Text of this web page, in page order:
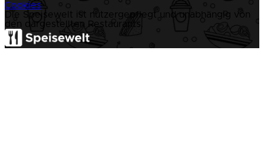
Cookies
Die Speisewelt ist nutzergepflegt und unabhängig von
den dargestellten Restaurants.